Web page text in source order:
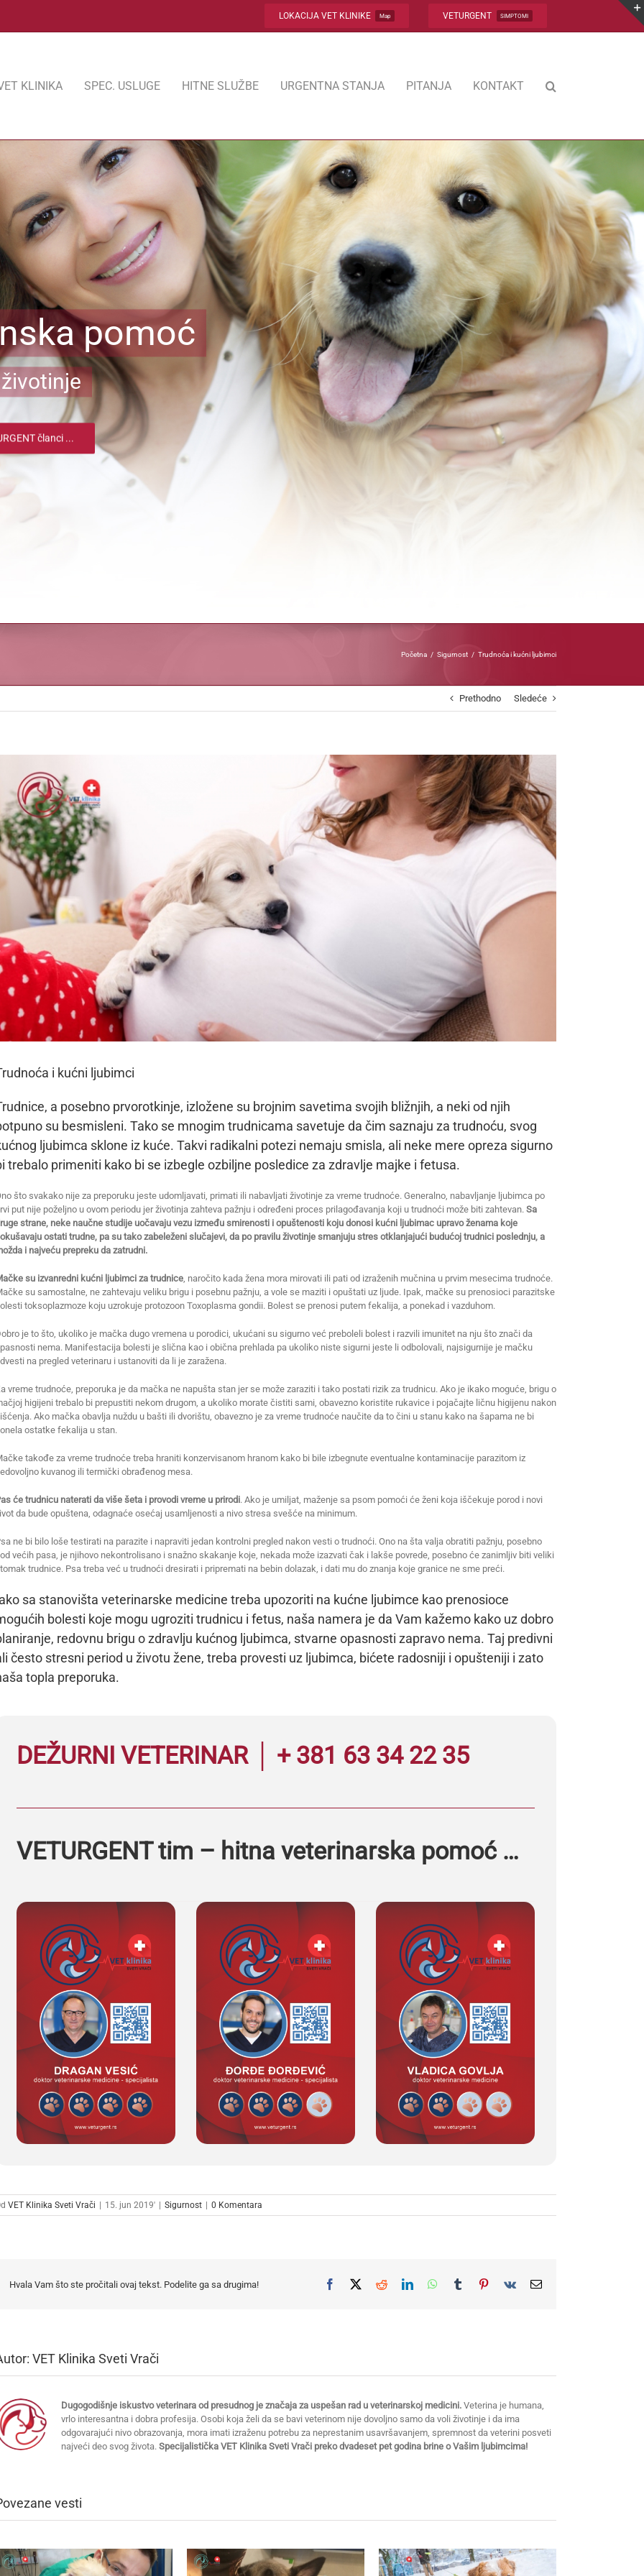
LOKACIJA VET KLINIKE Map VETURGENT SIMPTOMI
KLINIKA SPEC. USLUGE HITNE SLUŽBE URGENTNA STANJA PITANJA KONTAKT
pomoć
članci ...
Početna Sigurnost Trudnoća i kućni ljubimci
Prethodno Sledeće
Image
i kućni ljubimci
a posebno prvorotkinje, izložene su brojnim savetima svojih bližnjih, a neki od njih
su besmisleni. Tako se mnogim trudnicama savetuje da čim saznaju za trudnoću, svog
ljubimca sklone iz kuće. Takvi radikalni potezi nemaju smisla, ali neke mere opreza sigurno
trebalo primeniti kako bi se izbegle ozbiljne posledice za zdravlje majke i fetusa.
što svakako nije za preporuku jeste udomljavati, primati ili nabavljati životinje za vreme trudnoće. Generalno, nabavljanje ljubimca po
put nije poželjno u ovom periodu jer životinja zahteva pažnju i određeni proces prilagođavanja koji u trudnoći može biti zahtevan. Sa
strane, neke naučne studije uočavaju vezu između smirenosti i opuštenosti koju donosi kućni ljubimac upravo ženama koje
ostati trudne, pa su tako zabeleženi slučajevi, da po pravilu životinje smanjuju stres otklanjajući budućoj trudnici poslednju, a
i najveću prepreku da zatrudni.
su izvanredni kućni ljubimci za trudnice , naročito kada žena mora mirovati ili pati od izraženih mučnina u prvim mesecima trudnoće.
su samostalne, ne zahtevaju veliku brigu i posebnu pažnju, a vole se maziti i opuštati uz ljude. Ipak, mačke su prenosioci parazitske
toksoplazmoze koju uzrokuje protozoon Toxoplasma gondii. Bolest se prenosi putem fekalija, a ponekad i vazduhom.
je to što, ukoliko je mačka dugo vremena u porodici, ukućani su sigurno već preboleli bolest i razvili imunitet na nju što znači da
nema. Manifestacija bolesti je slična kao i obična prehlada pa ukoliko niste sigurni jeste li odbolovali, najsigurnije je mačku
na pregled veterinaru i ustanoviti da li je zaražena.
vreme trudnoće, preporuka je da mačka ne napušta stan jer se može zaraziti i tako postati rizik za trudnicu. Ako je ikako moguće, brigu o
higijeni trebalo bi prepustiti nekom drugom, a ukoliko morate čistiti sami, obavezno koristite rukavice i pojačajte ličnu higijenu nakon
Ako mačka obavlja nuždu u bašti ili dvorištu, obavezno je za vreme trudnoće naučite da to čini u stanu kako na šapama ne bi
ostatke fekalija u stan.
takođe za vreme trudnoće treba hraniti konzervisanom hranom kako bi bile izbegnute eventualne kontaminacije parazitom iz
kuvanog ili termički obrađenog mesa.
će trudnicu naterati da više šeta i provodi vreme u prirodi. Ako je umiljat, maženje sa psom pomoći će ženi koja iščekuje porod i novi
da bude opuštena, odagnaće osećaj usamljenosti a nivo stresa svešće na minimum.
ne bi bilo loše testirati na parazite i napraviti jedan kontrolni pregled nakon vesti o trudnoći. Ono na šta valja obratiti pažnju, posebno
većih pasa, je njihovo nekontrolisano i snažno skakanje koje, nekada može izazvati čak i lakše povrede, posebno će zanimljiv biti veliki
trudnice. Psa treba već u trudnoći dresirati i pripremati na bebin dolazak, i dati mu do znanja koje granice ne sme preći.
sa stanovišta veterinarske medicine treba upozoriti na kućne ljubimce kao prenosioce
bolesti koje mogu ugroziti trudnicu i fetus, naša namera je da Vam kažemo kako uz dobro
redovnu brigu o zdravlju kućnog ljubimca, stvarne opasnosti zapravo nema. Taj predivni
često stresni period u životu žene, treba provesti uz ljubimca, bićete radosniji i opušteniji i zato
topla preporuka.
DEŽURNI VETERINAR │ + 381 63 34 22 35
VETURGENT tim – hitna veterinarska pomoć …
VET Klinika Sveti Vrači 15. jun 2019' Sigurnost 0 Komentara
Hvala Vam što ste pročitali ovaj tekst. Podelite ga sa drugima! Facebook RedditLinkedInWhatsApp
Tumblr Pinterest
Vk Email
VET Klinika Sveti Vrači
Dugogodišnje iskustvo veterinara od presudnog je značaja za uspešan rad u veterinarskoj medicini. Veterina je humana,
vrlo interesantna i dobra profesija. Osobi koja želi da se bavi veterinom nije dovoljno samo da voli životinje i da ima
odgovarajući nivo obrazovanja, mora imati izraženu potrebu za neprestanim usavršavanjem, spremnost da veterini posveti
najveći deo svog života. Specijalistička VET Klinika Sveti Vrači preko dvadeset pet godina brine o Vašim ljubimcima!
vesti